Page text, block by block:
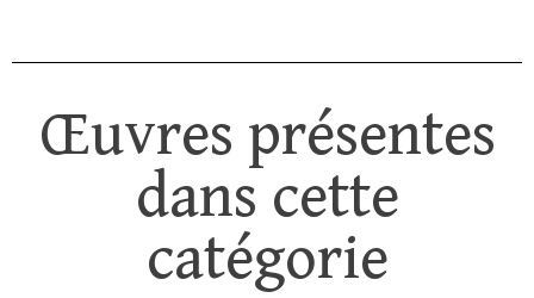
Œuvres présentes
dans cette
catégorie